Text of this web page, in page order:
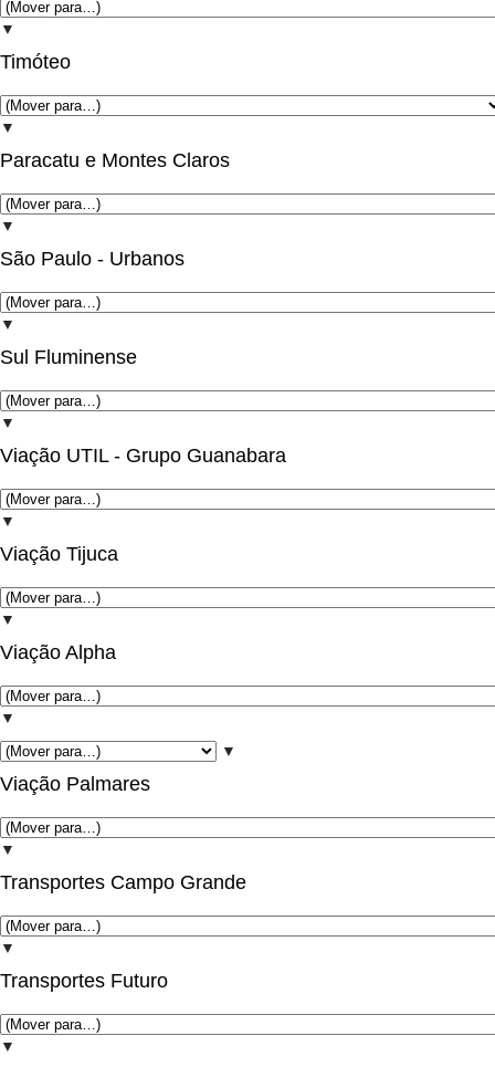
▼
Timóteo
▼
Paracatu e Montes Claros
▼
São Paulo - Urbanos
▼
Sul Fluminense
▼
Viação UTIL - Grupo Guanabara
▼
Viação Tijuca
▼
Viação Alpha
▼
▼
Viação Palmares
▼
Transportes Campo Grande
▼
Transportes Futuro
▼